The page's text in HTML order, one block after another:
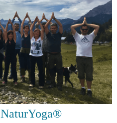
NaturYoga®